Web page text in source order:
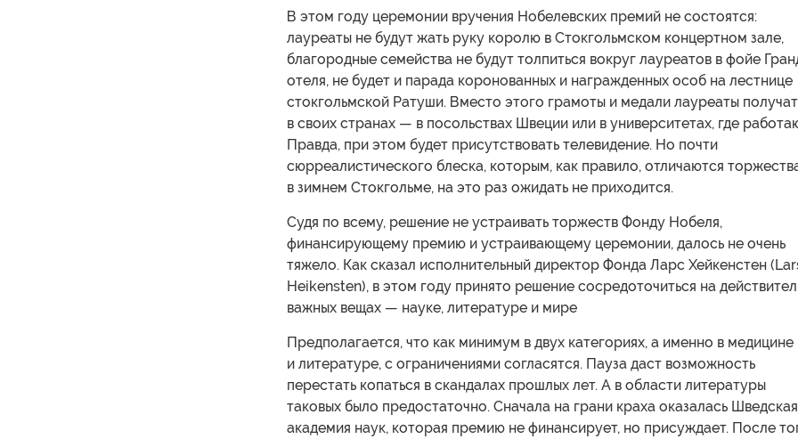
В этом году церемонии вручения Нобелевских премий не состоятся:
лауреаты не будут жать руку королю в Стокгольмском концертном зале,
благородные семейства не будут толпиться вокруг лауреатов в фойе
отеля, не будет и парада коронованных и награжденных особ на лестнице
стокгольмской Ратуши. Вместо этого грамоты и медали лауреаты получат
в своих странах — в посольствах Швеции или в университетах, где
Правда, при этом будет присутствовать телевидение. Но почти
сюрреалистического блеска, которым, как правило, отличаются
в зимнем Стокгольме, на это раз ожидать не приходится.
Судя по всему, решение не устраивать торжеств Фонду Нобеля,
финансирующему премию и устраивающему церемонии, далось не очень
тяжело. Как сказал исполнительный директор Фонда Ларс Хейкенстен
Heikensten), в этом году принято решение сосредоточиться на
важных вещах — науке, литературе и мире
Предполагается, что как минимум в двух категориях, а именно в медицине
и литературе, с ограничениями согласятся. Пауза даст возможность
перестать копаться в скандалах прошлых лет. А в области литературы
таковых было предостаточно. Сначала на грани краха оказалась Шведская
академия наук, которая премию не финансирует, но присуждает. После